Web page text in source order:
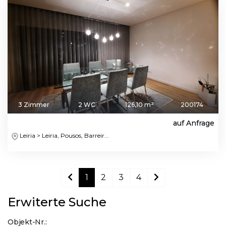
3 Zimmer 2 WC 126,10 m² 200174
auf Anfrage
Leiria > Leiria, Pousos, Barreir...
1 2 3 4
Erwiterte Suche
Objekt-Nr.: